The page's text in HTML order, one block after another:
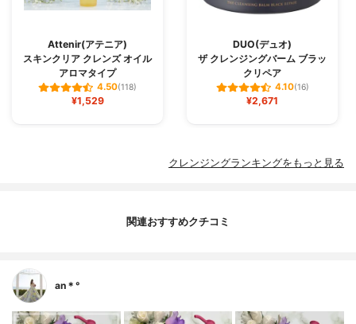
Attenir(アテニア)
スキンクリア クレンズ オイル
アロマタイプ
4.50(118)
¥1,529
DUO(デュオ)
ザ クレンジングバーム ブラッ
クリペア
4.10(16)
¥2,671
クレンジングランキングをもっと見る
関連おすすめクチコミ
an＊°